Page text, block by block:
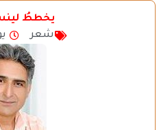
يخططُ
شعر